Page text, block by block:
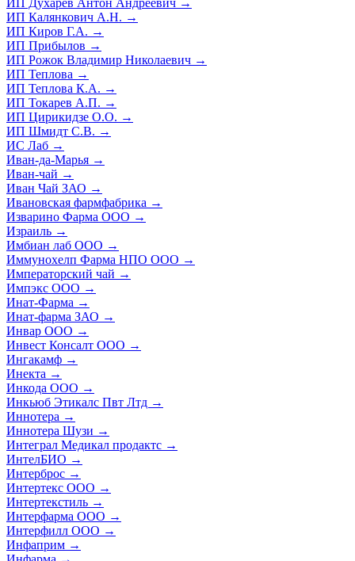
ИП Калянкович А.Н. →
ИП Киров Г.А. →
ИП Прибылов →
ИП Рожок Владимир Николаевич →
ИП Теплова →
ИП Теплова К.А. →
ИП Токарев А.П. →
ИП Цирикидзе О.О. →
ИП Шмидт С.В. →
ИС Лаб →
Иван-да-Марья →
Иван-чай →
Иван Чай ЗАО →
Ивановская фармфабрика →
Изварино Фарма ООО →
Израиль →
Имбиан лаб ООО →
Иммунохелп Фарма НПО ООО →
Императорский чай →
Импэкс ООО →
Инат-Фарма →
Инат-фарма ЗАО →
Инвар ООО →
Инвест Консалт ООО →
Ингакамф →
Инекта →
Инкода ООО →
Инкьюб Этикалс Пвт Лтд →
Иннотера →
Иннотера Шузи →
Интеграл Медикал продактс →
ИнтелБИО →
Интерброс →
Интертекс ООО →
Интертекстиль →
Интерфарма ООО →
Интерфилл ООО →
Инфаприм →